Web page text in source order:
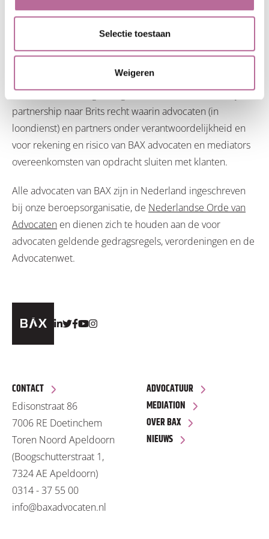
Selectie toestaan
Weigeren
ONS KARAKTER
meer over ons karakter.
RECHTSVORM KANTOOR
BAX advocaten en mediators is de handelsnaam van BAX
advocaten belastingkundigen LLP, een limited liability
partnership naar Brits recht waarin advocaten (in
loondienst) en partners onder verantwoordelijkheid en
voor rekening en risico van BAX advocaten en mediators
overeenkomsten van opdracht sluiten met klanten.
Alle advocaten van BAX zijn in Nederland ingeschreven
bij onze beroepsorganisatie, de Nederlandse Orde van
Advocaten en dienen zich te houden aan de voor
advocaten geldende gedragsregels, verordeningen en de
Advocatenwet.
CONTACT
Edisonstraat 86
7006 RE Doetinchem
Toren Noord Apeldoorn
(Boogschutterstraat 1,
7324 AE Apeldoorn)
0314 - 37 55 00
info@baxadvocaten.nl
ADVOCATUUR
MEDIATION
OVER BAX
NIEUWS